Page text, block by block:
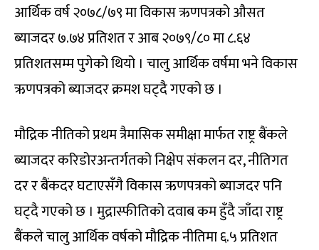
आर्थिक वर्ष २०७८/७९ मा विकास ऋणपत्रको औसत
ब्याजदर ७.७४ प्रतिशत र आब २०७९/८० मा ८.६४
प्रतिशतसम्म पुगेको थियो । चालु आर्थिक वर्षमा भने विकास
ऋणपत्रको ब्याजदर क्रमश घट्दै गएको छ ।
मौद्रिक नीतिको प्रथम त्रैमासिक समीक्षा मार्फत राष्ट्र बैंकले
ब्याजदर करिडोरअन्तर्गतको निक्षेप संकलन दर, नीतिगत
दर र बैंकदर घटाएसँगै विकास ऋणपत्रको ब्याजदर पनि
घट्दै गएको छ । मुद्रास्फीतिको दवाब कम हुँदै जाँदा राष्ट्र
बैंकले चालु आर्थिक वर्षको मौद्रिक नीतिमा ६.५ प्रतिशत